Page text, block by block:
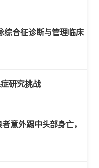
综合征诊断与管理临床
研究挑战
意外踢中头部身亡，